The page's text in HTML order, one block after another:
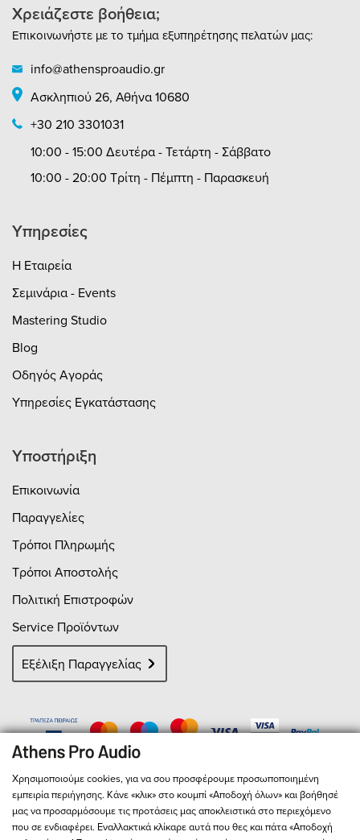
Χρειάζεστε βοήθεια;
Επικοινωνήστε με το τμήμα εξυπηρέτησης πελατών μας:
info@athensproaudio.gr
Ασκληπιού 26, Αθήνα 10680
+30 210 3301031
10:00 - 15:00 Δευτέρα - Τετάρτη - Σάββατο
10:00 - 20:00 Τρίτη - Πέμπτη - Παρασκευή
Υπηρεσίες
Η Εταιρεία
Σεμινάρια - Events
Mastering Studio
Blog
Οδηγός Αγοράς
Υπηρεσίες Εγκατάστασης
Υποστήριξη
Επικοινωνία
Παραγγελίες
Τρόποι Πληρωμής
Τρόποι Αποστολής
Πολιτική Επιστροφών
Service Προϊόντων
Εξέλιξη Παραγγελίας
Χρησιμοποιούμε cookies, για να σου προσφέρουμε προσωποποιημένη
εμπειρία περιήγησης. Κάνε «κλικ» στο κουμπί «Αποδοχή όλων» και βοήθησέ
μας να προσαρμόσουμε τις προτάσεις μας αποκλειστικά στο περιεχόμενο
που σε ενδιαφέρει. Εναλλακτικά κλίκαρε αυτά που θες και πάτα «Αποδοχή